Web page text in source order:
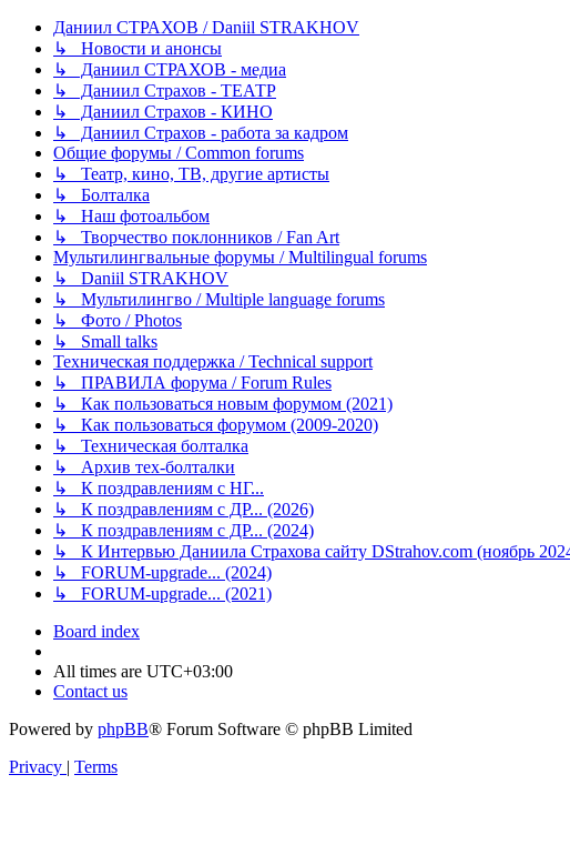
Даниил СТРАХОВ / Daniil STRAKHOV
↳ Новости и анонсы
↳ Даниил СТРАХОВ - медиа
↳ Даниил Страхов - ТЕАТР
↳ Даниил Страхов - КИНО
↳ Даниил Страхов - работа за кадром
Общие форумы / Common forums
↳ Театр, кино, ТВ, другие артисты
↳ Болталка
↳ Наш фотоальбом
↳ Творчество поклонников / Fan Art
Мультилингвальные форумы / Multilingual forums
↳ Daniil STRAKHOV
↳ Мультилингво / Multiple language forums
↳ Фото / Photos
↳ Small talks
Техническая поддержка / Technical support
↳ ПРАВИЛА форума / Forum Rules
↳ Как пользоваться новым форумом (2021)
↳ Как пользоваться форумом (2009-2020)
↳ Техническая болталка
↳ Архив тех-болталки
↳ К поздравлениям с НГ...
↳ К поздравлениям с ДР... (2026)
↳ К поздравлениям с ДР... (2024)
↳ К Интервью Даниила Страхова сайту DStrahov.com (ноябрь
↳ FORUM-upgrade... (2024)
↳ FORUM-upgrade... (2021)
Board index
All times are UTC+03:00
Contact us
Powered by phpBB® Forum Software © phpBB Limited
Privacy | Terms